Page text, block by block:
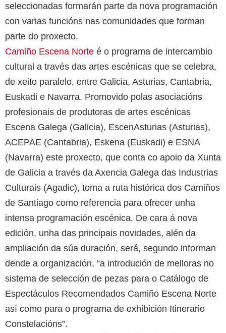
seleccionadas formarán parte da nova programación
con varias funcións nas comunidades que forman
parte do proxecto.
Camiño Escena Norte é o programa de intercambio
cultural a través das artes escénicas que se celebra,
de xeito paralelo, entre Galicia, Asturias, Cantabria,
Euskadi e Navarra. Promovido polas asociacións
profesionais de produtoras de artes escénicas
Escena Galega (Galicia), EscenAsturias (Asturias),
ACEPAE (Cantabria), Eskena (Euskadi) e ESNA
(Navarra) este proxecto, que conta co apoio da Xunta
de Galicia a través da Axencia Galega das Industrias
Culturais (Agadic), toma a ruta histórica dos Camiños
de Santiago como referencia para ofrecer unha
intensa programación escénica. De cara á nova
edición, unha das principais novidades, alén da
ampliación da súa duración, será, segundo informan
dende a organización, “a introdución de melloras no
sistema de selección de pezas para o Catálogo de
Espectáculos Recomendados Camiño Escena Norte
así como para o programa de exhibición Itinerario
Constelacións”.